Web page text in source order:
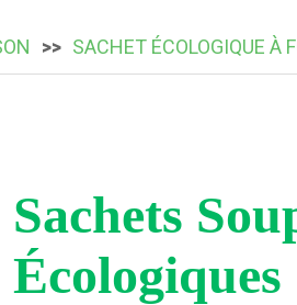
SACHET ÉCOLOGIQUE À
Sachets
Écologiques